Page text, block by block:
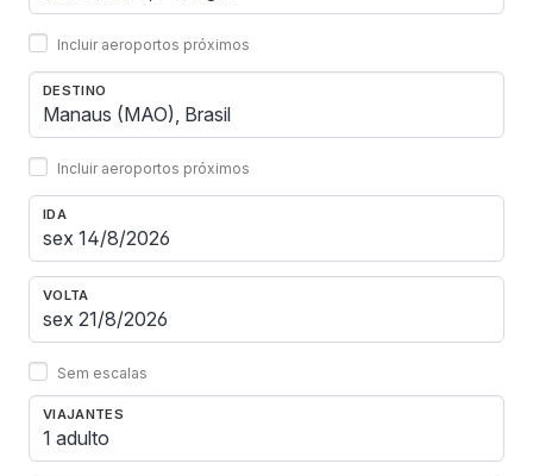
Incluir aeroportos próximos
DESTINO
Incluir aeroportos próximos
IDA
VOLTA
Sem escalas
VIAJANTES
1 adulto